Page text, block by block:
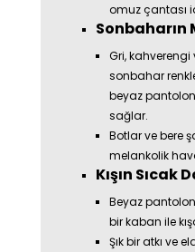
omuz çantası
Sonbaharın
Gri,
sonbahar
beyaz
sağlar.
Botlar ve bere
melankolik
Kışın Sıcak
Beyaz
bir kaban ile
Şık bir atkı ve